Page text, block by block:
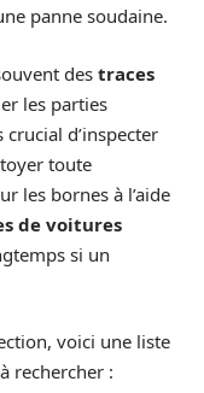
panne soudaine.
des traces
les parties
d’inspecter
toute
les bornes à l’aide
de voitures
si un
voici une liste
rechercher :